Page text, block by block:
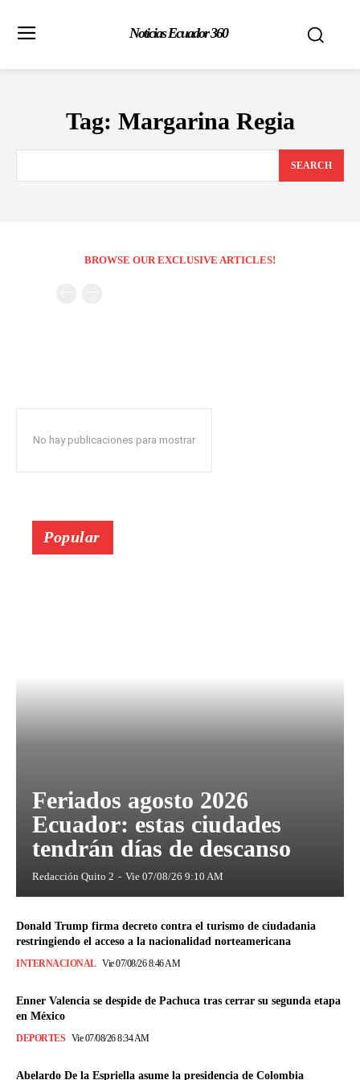
Noticias Ecuador 360
Tag: Margarina Regia
SEARCH
BROWSE OUR EXCLUSIVE ARTICLES!
No hay publicaciones para mostrar
Popular
Feriados agosto 2026
Ecuador: estas ciudades
tendrán días de descanso
Redacción Quito 2 - Vie 07/08/26 9:10 AM
Donald Trump firma decreto contra el turismo de ciudadania
restringiendo el acceso a la nacionalidad norteamericana
INTERNACIONAL Vie 07/08/26 8:46 AM
Enner Valencia se despide de Pachuca tras cerrar su segunda etapa
en México
DEPORTES Vie 07/08/26 8:34 AM
Abelardo De la Espriella asume la presidencia de Colombia